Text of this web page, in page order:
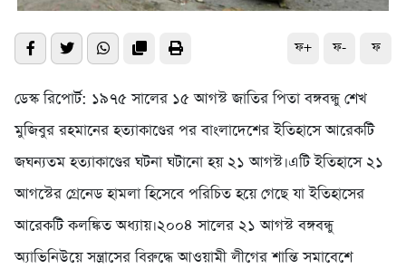
ফ+ ফ- ফ
ডেস্ক রিপোর্ট: ১৯৭৫ সালের ১৫ আগস্ট জাতির পিতা বঙ্গবন্ধু শেখ
মুজিবুর রহমানের হত্যাকাণ্ডের পর বাংলাদেশের ইতিহাসে আরেকটি
জঘন্যতম হত্যাকাণ্ডের ঘটনা ঘটানো হয় ২১ আগস্ট।এটি ইতিহাসে ২১
আগস্টের গ্রেনেড হামলা হিসেবে পরিচিত হয়ে গেছে যা ইতিহাসের
আরেকটি কলঙ্কিত অধ্যায়।২০০৪ সালের ২১ আগস্ট বঙ্গবন্ধু
অ্যাভিনিউয়ে সন্ত্রাসের বিরুদ্ধে আওয়ামী লীগের শান্তি সমাবেশে